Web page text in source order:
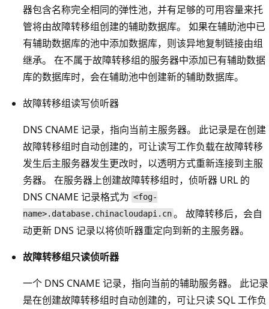
器包含名称完全相同的弹性池，并有足够的可用容量来托
管将由故障转移组创建的辅助数据库。 如果在辅助池中已
有辅助数据库的池中添加数据库，则该异地复制链接由组
继承。 在不属于故障转移组的服务器中添加已有辅助数据
库的数据库时，会在辅助池中创建新的辅助数据库。
故障转移组读写侦听器
DNS CNAME 记录，指向当前主服务器。 此记录是在创建
故障转移组时自动创建的，可让读写工作负载在故障转移
发生后主服务器发生更改时，以透明方式重新连接到主服
务器。 在服务器上创建故障转移组时，侦听器 URL 的
DNS CNAME 记录格式为 <fog-
name>.database.chinacloudapi.cn。 故障转移后，会自
动更新 DNS 记录以将侦听器重定向到新的主服务器。
故障转移组只读侦听器
一个 DNS CNAME 记录，指向当前的辅助服务器。 此记录
是在创建故障转移组时自动创建的，可让只读 SQL 工作负